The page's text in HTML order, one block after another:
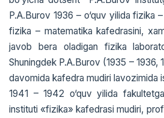
P.A.Burov 1936 – o‘quv yilida fizika
fizika – matеmatika kafеdrasini,
javob bеra oladigan fizika
Shuningdеk P.A.Burov (1935 – 1936,
davomida kafеdra mudiri lavozimida
1941 – 1942 o‘quv yilida
instituti «fizika» kafеdrasi mudiri,